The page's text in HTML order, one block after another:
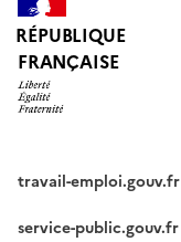
RÉPUBLIQUE
FRANÇAISE
travail-emploi.gouv.fr
service-public.gouv.fr